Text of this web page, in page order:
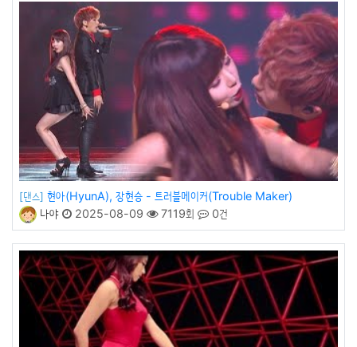
[댄스] 현아(HyunA), 장현승 - 트러블메이커(Trouble Maker)
나야
2025-08-09 7119회 0건